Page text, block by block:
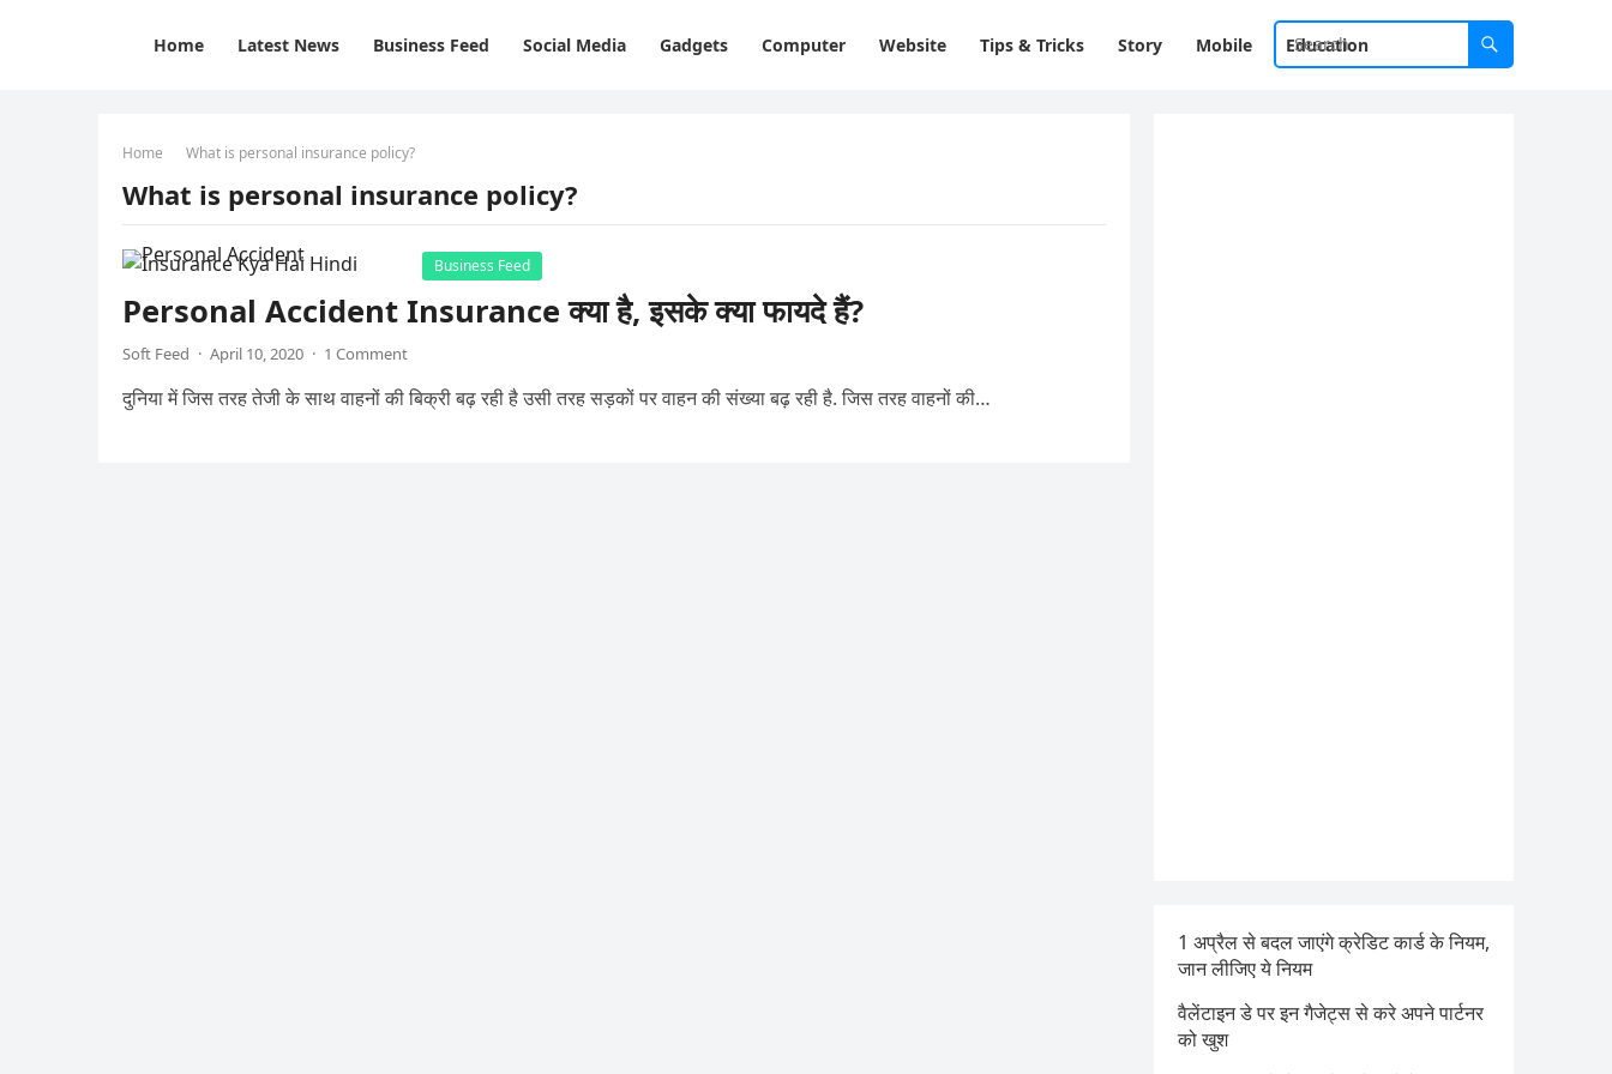
Home Latest News Business Feed Social Media Gadgets Computer Website Tips & Tricks Story Mobile Education
Home What is personal insurance policy?
What is personal insurance policy?
Business Feed
Personal Accident Insurance क्या है, इसके क्या फायदे हैं?
Soft Feed · April 10, 2020 · 1 Comment
दुनिया में जिस तरह तेजी के साथ वाहनों की बिक्री बढ़ रही है उसी तरह सड़कों पर वाहन की संख्या बढ़ रही है. जिस तरह वाहनों की…
1 अप्रैल से बदल जाएंगे क्रेडिट कार्ड के नियम,
जान लीजिए ये नियम
वैलेंटाइन डे पर इन गैजेट्स से करे अपने पार्टनर
को खुश